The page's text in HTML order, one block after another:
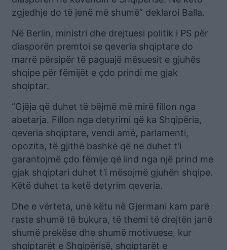
zgjedhje do të jenë më shumë” deklaroi Balla.
Në Berlin, ministri dhe drejtuesi politik i PS për
diasporën premtoi se qeveria shqiptare do
marrë përsipër të paguajë mësuesit e gjuhës
shqipe për fëmijët e çdo prindi me gjak
shqiptar.
“Gjëja që duhet të bëjmë më mirë fillon nga
abetarja. Fillon nga detyrimi që ka Shqipëria,
qeveria shqiptare, vendi amë, parlamenti,
opozita, të gjithë bashkë që ne duhet t’i
garantojmë çdo fëmije që lind nga një prind me
gjak shqiptari duhet t’i mësojmë gjuhën shqipe.
Këtë duhet ta ketë detyrim qeveria.
Dhe e vërteta, unë këtu në Gjermani kam parë
raste shumë të bukura, të themi të drejtën janë
shumë prekëse dhe shumë motivuese, kur
shqiptarët e Shqipërisë, shqiptarët e